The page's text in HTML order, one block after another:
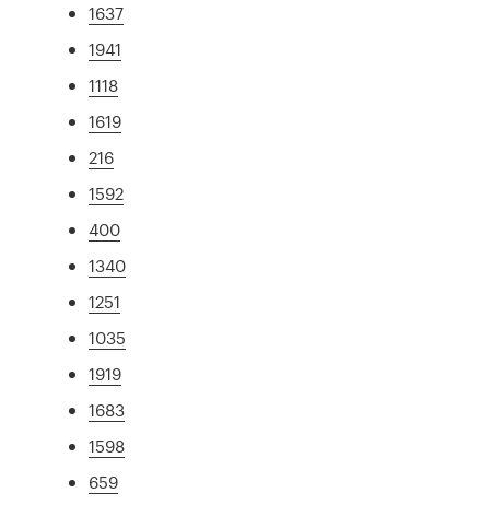
1637
1941
1118
1619
216
1592
400
1340
1251
1035
1919
1683
1598
659